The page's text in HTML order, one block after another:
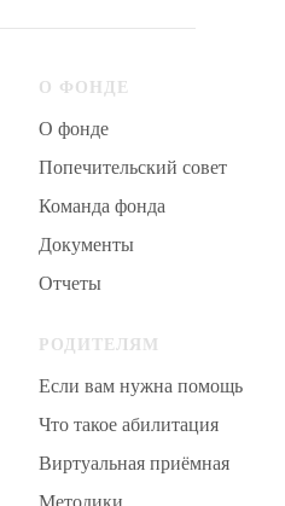
О ФОНДЕ
О фонде
Попечительский совет
Команда фонда
Документы
Отчеты
РОДИТЕЛЯМ
Если вам нужна помощь
Что такое абилитация
Виртуальная приёмная
Методики